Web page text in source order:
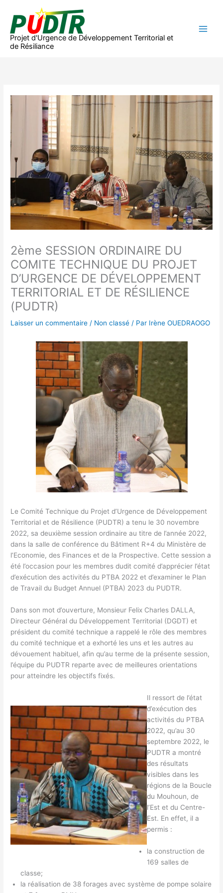
contenu
Projet d'Urgence de Développement Territorial et
de Résiliance
2ème SESSION ORDINAIRE DU
COMITE TECHNIQUE DU PROJET
D’URGENCE DE DÉVELOPPEMENT
TERRITORIAL ET DE RÉSILIENCE
(PUDTR)
Laisser un commentaire / Non classé / Par Irène OUEDRAOGO
Le Comité Technique du Projet d’Urgence de Développement
Territorial et de Résilience (PUDTR) a tenu le 30 novembre
2022, sa deuxième session ordinaire au titre de l’année 2022,
dans la salle de conférence du Bâtiment R+4 du Ministère de
l’Economie, des Finances et de la Prospective. Cette session a
été l’occasion pour les membres dudit comité d’apprécier l’état
d’exécution des activités du PTBA 2022 et d’examiner le Plan
de Travail du Budget Annuel (PTBA) 2023 du PUDTR.
Dans son mot d’ouverture, Monsieur Felix Charles DALLA,
Directeur Général du Développement Territorial (DGDT) et
président du comité technique a rappelé le rôle des membres
du comité technique et a exhorté les uns et les autres au
dévouement habituel, afin qu’au terme de la présente session,
l’équipe du PUDTR reparte avec de meilleures orientations
pour atteindre les objectifs fixés.
Il ressort de l’état
d’exécution des
activités du PTBA
2022, qu’au 30
septembre 2022, le
PUDTR a montré
des résultats
visibles dans les
régions de la Boucle
du Mouhoun, de
l’Est et du Centre-
Est. En effet, il a
permis :
la construction de
169 salles de
classe;
la réalisation de 38 forages avec système de pompe solaire